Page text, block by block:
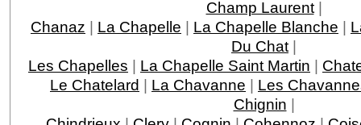
Champ Laurent|
Chanaz | La Chapelle | La Chapelle Blanche |
Du Chat |
Les Chapelles | La Chapelle Saint Martin |
Le Chatelard | La Chavanne | Les
Chignin |